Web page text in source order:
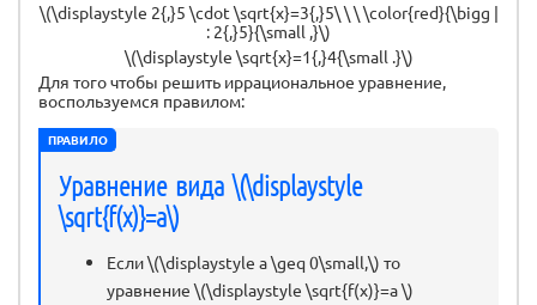
\(\displaystyle 2{,}5 \cdot \sqrt{x}=3{,}5\ \ \ \color{red}{\bigg |
: 2{,}5}{\small ,}\)
\(\displaystyle \sqrt{x}=1{,}4{\small .}\)
Для того чтобы решить иррациональное уравнение,
воспользуемся правилом:
ПРАВИЛО
Уравнение вида \(\displaystyle
\sqrt{f(x)}=a\)
Если \(\displaystyle a \geq 0\small,\) то
уравнение \(\displaystyle \sqrt{f(x)}=a \)